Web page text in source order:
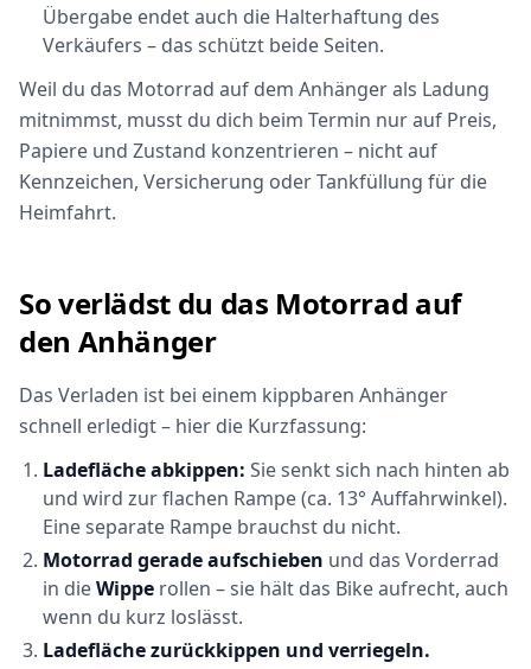
Übergabe endet auch die Halterhaftung des
Verkäufers – das schützt beide Seiten.
Weil du das Motorrad auf dem Anhänger als Ladung
mitnimmst, musst du dich beim Termin nur auf Preis,
Papiere und Zustand konzentrieren – nicht auf
Kennzeichen, Versicherung oder Tankfüllung für die
Heimfahrt.
So verlädst du das Motorrad auf
den Anhänger
Das Verladen ist bei einem kippbaren Anhänger
schnell erledigt – hier die Kurzfassung:
Ladefläche abkippen: Sie senkt sich nach hinten ab
und wird zur flachen Rampe (ca. 13° Auffahrwinkel).
Eine separate Rampe brauchst du nicht.
Motorrad gerade aufschieben und das Vorderrad
in dieWippe rollen – sie hält das Bike aufrecht, auch
wenn du kurz loslässt.
Ladefläche zurückkippen und verriegeln.